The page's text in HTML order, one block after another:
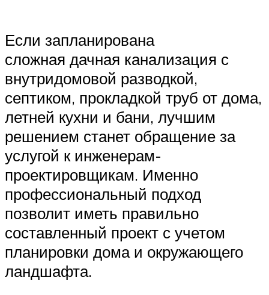
Если запланирована
сложная дачная канализация с
внутридомовой разводкой,
септиком, прокладкой труб от дома,
летней кухни и бани, лучшим
решением станет обращение за
услугой к инженерам-
проектировщикам. Именно
профессиональный подход
позволит иметь правильно
составленный проект с учетом
планировки дома и окружающего
ландшафта.